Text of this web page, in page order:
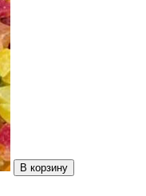
В корзину